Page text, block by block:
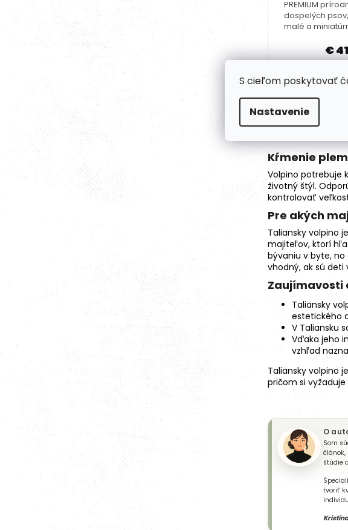
S cieľom poskytovať
Nastavenie
Kŕmenie
Volpino potrebuje k
životný štýl.
kontrolovať
Pre akých
Taliansky volpino
majiteľov, ktorí
bývaniu v byte,
vhodný, ak sú deti
Zaujímavosti
Taliansky
estetického
V Taliansku
Vďaka jeho
vzhľad
Taliansky volpino
pričom si
O
Som
článok,
štúdie
tvoriť